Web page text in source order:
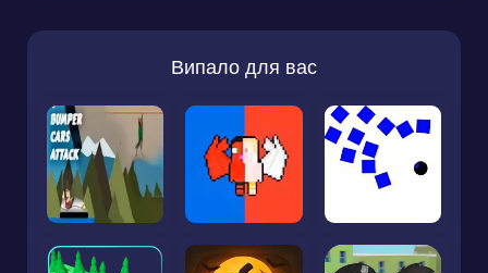
Випало для вас